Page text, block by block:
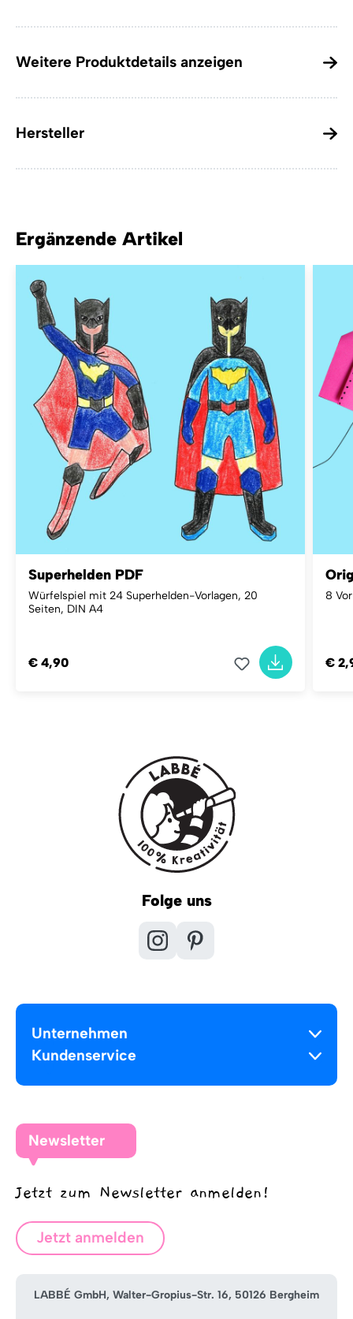
Weitere Produktdetails anzeigen
Hersteller
Ergänzende Artikel
Superhelden PDF
Würfelspiel mit 24 Superhelden-Vorlagen, 20
Seiten, DIN A4
€ 4,90
8
€
Folge uns
Unternehmen
Kundenservice
Newsletter
Jetzt zum Newsletter anmelden!
Jetzt anmelden
LABBÉ GmbH, Walter-Gropius-Str. 16, 50126 Bergheim